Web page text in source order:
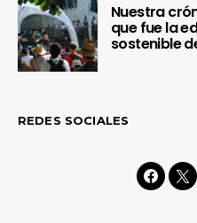
Nuestra
que fue la
sostenible
REDES SOCIALES